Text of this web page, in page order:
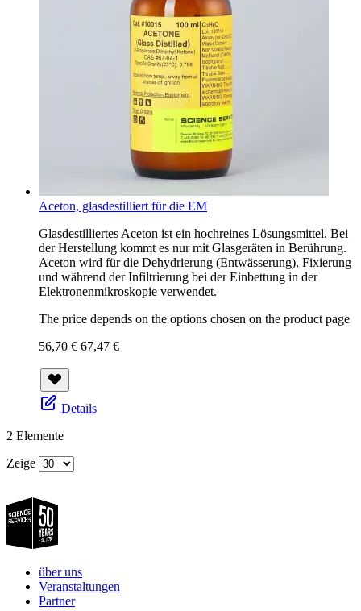
Aceton, glasdestilliert für die EM
Glasdestilliertes Aceton ist ein hochreines Lösungsmittel. Bei
der Herstellung kommt es nur mit Glasgeräten in Berührung.
Aceton wird für die Dehydrierung (Entwässerung), Fixierung
und während der Infiltrierung bei der Einbettung in der
Elektronenmikroskopie verwendet.
The price depends on the options chosen on the product page
56,70 € 67,47 €
Details
2 Elemente
Zeige
über uns
Veranstaltungen
Partner